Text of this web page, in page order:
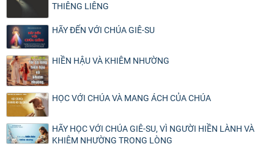
THIÊNG LIÊNG
HÃY ĐẾN VỚI CHÚA GIÊ-SU
HIỀN HẬU VÀ KHIÊM NHƯỜNG
HỌC VỚI CHÚA VÀ MANG ÁCH CỦA CHÚA
HÃY HỌC VỚI CHÚA GIÊ-SU, VÌ NGƯỜI HIỀN LÀNH VÀ
KHIÊM NHƯỜNG TRONG LÒNG